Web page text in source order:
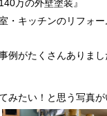
万の外壁塗装』
・キッチンのリフォー
例がたくさんありまし
みたい！と思う写真が